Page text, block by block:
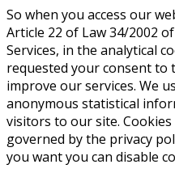
So when you access our
Article 22 of Law 34/2002
Services, in the analytical
requested your consent to
improve our services. We
anonymous statistical
visitors to our site. Cookies
governed by the privacy
you want you can disable